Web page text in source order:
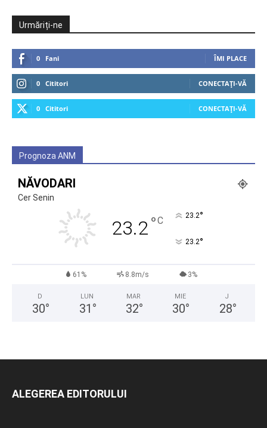
Urmăriți-ne
0 Fani ÎMI PLACE
0 Cititori CONECTAȚI-VĂ
0 Cititori CONECTAȚI-VĂ
Prognoza ANM
NĂVODARI
Cer Senin
23.2°C 23.2°
23.2°
61% 8.8m/s 3%
D
30°
LUN
31 °
MAR
32°
MIE
30°
J
28°
ALEGEREA EDITORULUI